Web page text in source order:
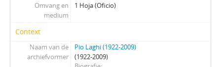
44 - Telex de Sergio Onofre Jarpa al Representante de las Naciones Unidas
45 - Transcripción de la Intervención del Embajador de Chile en las Naciones Unidas Almirante Ismael Huerta
48 - Informe sobre la Reforma Constitucional
49 - Fundamentos de Acción Nacional
Omvang en
medium
1 Hoja (Oficio)
Context
Naam van de
archiefvormer
Pio Laghi (1922-2009)
(1922-2009)